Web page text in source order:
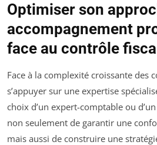
Optimiser son
accompagnement
face au contrôle fiscal
Face à la complexité croissante des
s’appuyer sur une expertise
choix d’un expert-comptable ou
non seulement de garantir une
mais aussi de construire une